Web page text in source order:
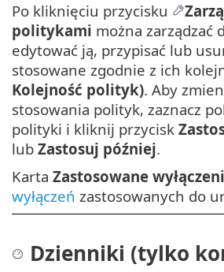
Po kliknięciu przycisku
politykami można zarządzać
edytować ją, przypisać lub
stosowane zgodnie z ich
Kolejność polityk). Aby
stosowania polityk, zaznacz
polityki i kliknij przycisk
lub Zastosuj później.
Karta Zastosowane
wyłączeń zastosowanych do
Dzienniki (tylko